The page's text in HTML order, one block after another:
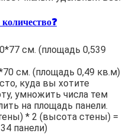
см. (площадь 0,539
0,49 кв.м)
куда вы хотите
умножить числа тем
на площадь панели.
* 2 (высота стены) =
панели)